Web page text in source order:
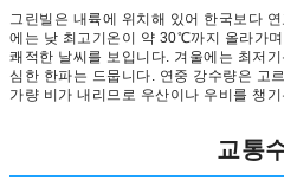
그린빌은 내륙에 위치해 있어 한국보다
에는 낮 최고기온이 약 30℃까지 올라가
쾌적한 날씨를 보입니다. 겨울에는 최저
심한 한파는 드뭅니다. 연중 강수량은 고
가량 비가 내리므로 우산이나 우비를 챙
교통